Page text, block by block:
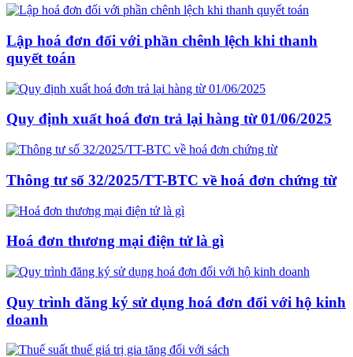
Lập hoá đơn đối với phần chênh lệch khi thanh
quyết toán
Quy định xuất hoá đơn trả lại hàng từ 01/06/2025
Thông tư số 32/2025/TT-BTC về hoá đơn chứng từ
Hoá đơn thương mại điện tử là gì
Quy trình đăng ký sử dụng hoá đơn đối với hộ kinh
doanh